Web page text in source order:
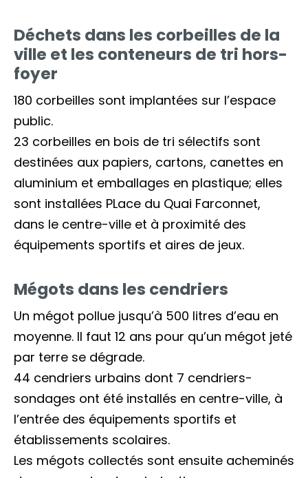
Déchets dans les corbeilles de la
ville et les conteneurs de tri hors-
foyer
180 corbeilles sont implantées sur l’espace
public.
23 corbeilles en bois de tri sélectifs sont
destinées aux papiers, cartons, canettes en
aluminium et emballages en plastique; elles
sont installées PLace du Quai Farconnet,
dans le centre-ville et à proximité des
équipements sportifs et aires de jeux.
Mégots dans les cendriers
Un mégot pollue jusqu’à 500 litres d’eau en
moyenne. Il faut 12 ans pour qu’un mégot jeté
par terre se dégrade.
44 cendriers urbains dont 7 cendriers-
sondages ont été installés en centre-ville, à
l’entrée des équipements sportifs et
établissements scolaires.
Les mégots collectés sont ensuite acheminés